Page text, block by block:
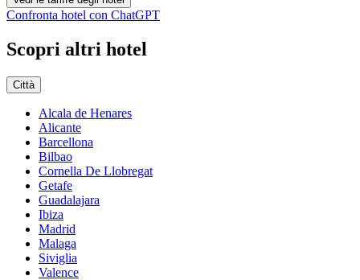
Confronta hotel con ChatGPT
Scopri altri hotel
Città
Alcala de Henares
Alicante
Barcellona
Bilbao
Cornella De Llobregat
Getafe
Guadalajara
Ibiza
Madrid
Malaga
Siviglia
Valence